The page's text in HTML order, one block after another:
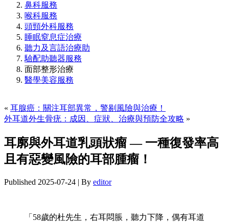
鼻科服務
喉科服務
頭頸外科服務
睡眠窒息症治療
聽力及言語治療助
驗配助聽器服務
面部整形治療
醫學美容服務
« 耳腺癌：關注耳部異常，警剔風險與治療！
外耳道外生骨疣：成因、症狀、治療與預防全攻略 »
耳廓與外耳道乳頭狀瘤 — 一種復發率高
且有惡變風險的耳部腫瘤！
Published 2025-07-24 | By editor
「58歲的杜先生，右耳悶脹，聽力下降，偶有耳道